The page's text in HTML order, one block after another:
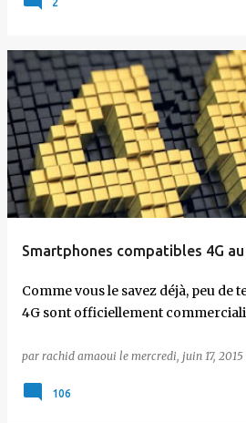
2
Smartphones compatibles 4G
Comme vous le savez déjà, peu de
4G sont officiellement
par rachid amaoui le mercredi, juin 17, 2015
106